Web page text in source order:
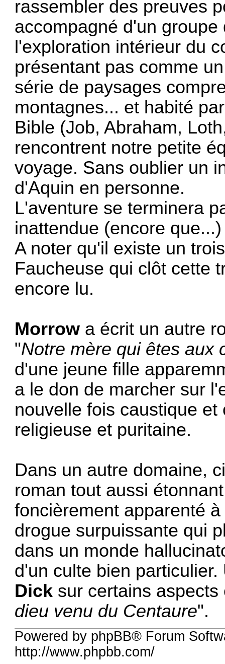
rassembler des preuves
accompagné d'un
l'exploration intérieur du
présentant pas comme
série de paysages
montagnes... et habité
Bible (Job, Abraham,
rencontrent notre petite
voyage. Sans oublier un
d'Aquin en personne.
L'aventure se terminera
inattendue (encore que...)
A noter qu'il existe un
Faucheuse qui clôt cette
encore lu.
Morrow a écrit un autre
"Notre mère qui êtes aux
d'une jeune fille
a le don de marcher sur
nouvelle fois caustique
religieuse et puritaine.
Dans un autre domaine,
roman tout aussi
foncièrement apparenté
drogue surpuissante qui
dans un monde
d'un culte bien
Dick sur certains
dieu venu du Centaure".
Powered by phpBB® Forum
http://www.phpbb.com/